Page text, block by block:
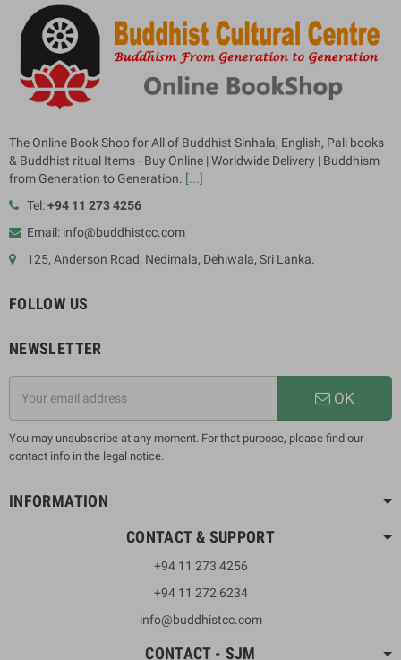
The Online Book Shop for All of Buddhist Sinhala, English, Pali books
& Buddhist ritual Items - Buy Online | Worldwide Delivery | Buddhism
from Generation to Generation. [...]
Tel:+94 11 273 4256
Email: info@buddhistcc.com
125, Anderson Road, Nedimala, Dehiwala, Sri Lanka.
FOLLOW US
NEWSLETTER
OK
You may unsubscribe at any moment. For that purpose, please find our
contact info in the legal notice.
INFORMATION
CONTACT & SUPPORT
+94 11 273 4256
+94 11 272 6234
info@buddhistcc.com
CONTACT - SJM